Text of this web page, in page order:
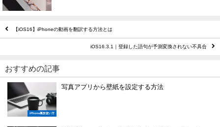
【iOS16】iPhoneの動画を翻訳する方法とは
iOS16.3.1｜登録した語句が予測変換されない不具合
おすすめの記事
iPhone裏技使い方
写真アプリから壁紙を設定する方法